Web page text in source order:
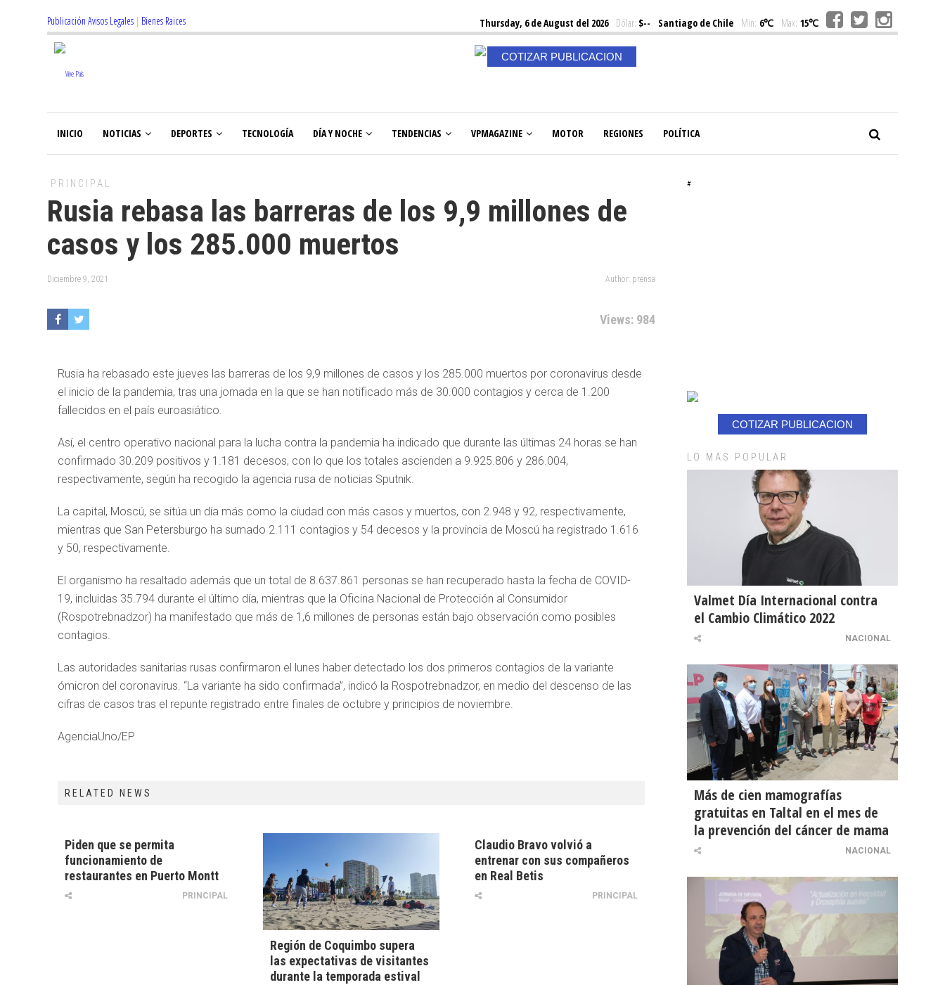
Publicación Avisos Legales | Bienes Raices Thursday, 6 de August del 2026Dólar: $-- Santiago de Chile Min: 6℃ Max: 15℃
COTIZAR PUBLICACION
INICIO NOTICIAS DEPORTES TECNOLOGÍA DÍA Y NOCHE TENDENCIAS VPMAGAZINE MOTOR REGIONES POLÍTICA
PRINCIPAL
Rusia rebasa las barreras de los 9,9 millones de
casos y los 285.000 muertos
Diciembre 9, 2021 Author: prensa
Views: 984
Rusia ha rebasado este jueves las barreras de los 9,9 millones de casos y los 285.000 muertos por coronavirus desde
el inicio de la pandemia, tras una jornada en la que se han notificado más de 30.000 contagios y cerca de 1.200
fallecidos en el país euroasiático.
Así, el centro operativo nacional para la lucha contra la pandemia ha indicado que durante las últimas 24 horas se han
confirmado 30.209 positivos y 1.181 decesos, con lo que los totales ascienden a 9.925.806 y 286.004,
respectivamente, según ha recogido la agencia rusa de noticias Sputnik.
La capital, Moscú, se sitúa un día más como la ciudad con más casos y muertos, con 2.948 y 92, respectivamente,
mientras que San Petersburgo ha sumado 2.111 contagios y 54 decesos y la provincia de Moscú ha registrado 1.616
y 50, respectivamente.
El organismo ha resaltado además que un total de 8.637.861 personas se han recuperado hasta la fecha de COVID-
19, incluidas 35.794 durante el último día, mientras que la Oficina Nacional de Protección al Consumidor
(Rospotrebnadzor) ha manifestado que más de 1,6 millones de personas están bajo observación como posibles
contagios.
Las autoridades sanitarias rusas confirmaron el lunes haber detectado los dos primeros contagios de la variante
ómicron del coronavirus. “La variante ha sido confirmada”, indicó la Rospotrebnadzor, en medio del descenso de las
cifras de casos tras el repunte registrado entre finales de octubre y principios de noviembre.
AgenciaUno/EP
RELATED NEWS
Piden que se permita
funcionamiento de
restaurantes en Puerto Montt
PRINCIPAL
Región de Coquimbo supera
las expectativas de visitantes
durante la temporada estival
Claudio Bravo volvió a
entrenar con sus compañeros
en Real Betis
PRINCIPAL
#
COTIZAR PUBLICACION
LO MAS POPULAR
Valmet Día Internacional contra
el Cambio Climático 2022
NACIONAL
Más de cien mamografías
gratuitas en Taltal en el mes de
la prevención del cáncer de mama
NACIONAL